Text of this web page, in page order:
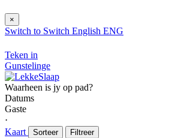
×
Switch to Switch English ENG
Teken in
Gunstelinge
Waarheen is jy op pad?
Datums
Gaste
⋅
Kaart
Sorteer Filtreer